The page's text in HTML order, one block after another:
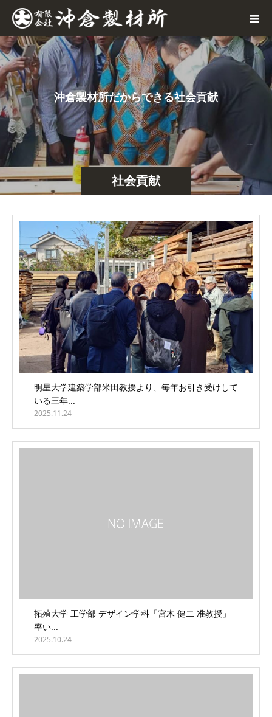
社会貢献
沖倉製 材所だからできる社会貢献
様
明星大学建築学部米田教授より、毎年お引き受けして
いる三年...
2025.11.24
拓殖大学 工学部 デザイン学科「宮木 健二 准教授」
率い...
2025.10.24